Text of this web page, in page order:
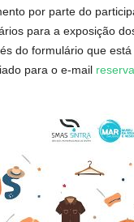
por parte do
para a exposição
do formulário que
para o e-mail